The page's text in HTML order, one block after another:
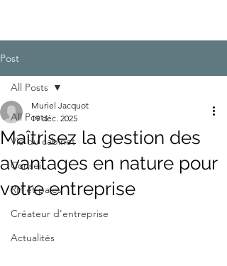
Post
All Posts
Vie du cabinet
Conseil
RH et paies
Créateur d'entreprise
Actualités
All Posts
Maîtrisez la gestion des
avantages en nature pour
votre entreprise
Muriel Jacquot
19 déc. 2025